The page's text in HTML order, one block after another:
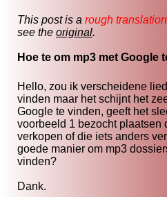
This post is a rough translation
see the original.
Hoe te om mp3 met Google
Hello, zou ik verscheidene
vinden maar het schijnt het
Google te vinden, geeft het
voorbeeld 1 bezocht plaatsen
verkopen of die iets anders
goede manier om mp3
vinden?
Dank.